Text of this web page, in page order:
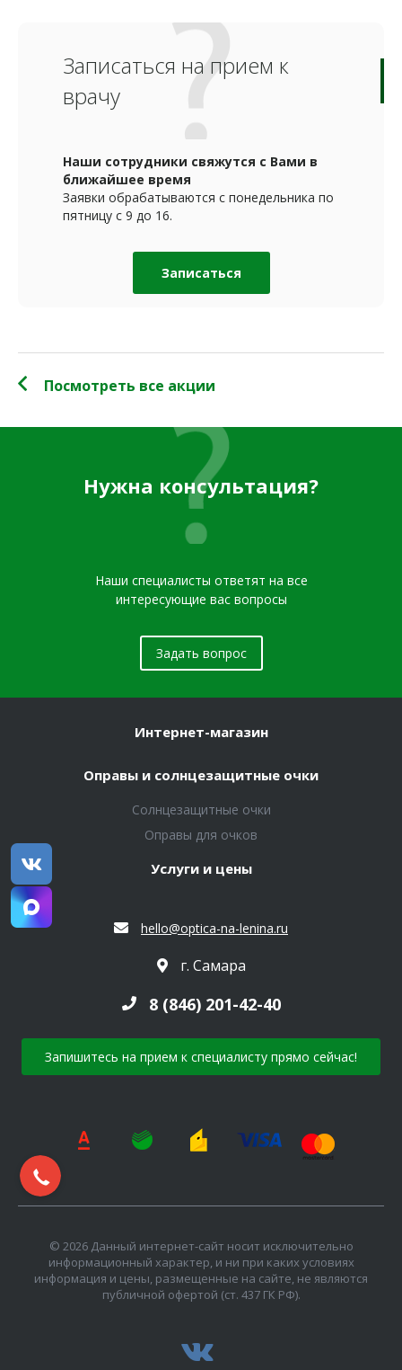
Записаться на прием к
врачу
Наши сотрудники свяжутся с Вами в
ближайшее время
Заявки обрабатываются с понедельника по
пятницу с 9 до 16.
Записаться
Посмотреть все акции
Нужна консультация?
Наши специалисты ответят на все
интересующие вас вопросы
Задать вопрос
Интернет-магазин
Оправы и солнцезащитные очки
Солнцезащитные очки
Оправы для очков
Услуги и цены
hello@optica-na-lenina.ru
г. Самара
8 (846) 201-42-40
Запишитесь на прием к специалисту прямо сейчас!
© 2026 Данный интернет-сайт носит исключительно
информационный характер, и ни при каких условиях
информация и цены, размещенные на сайте, не являются
публичной офертой (ст. 437 ГК РФ).